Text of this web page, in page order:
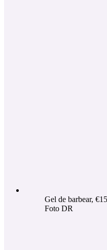
Gel de barbear,
Foto DR